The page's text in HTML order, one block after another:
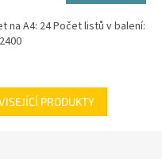
A4: 24 Počet listů v balení:
PRODUKTY